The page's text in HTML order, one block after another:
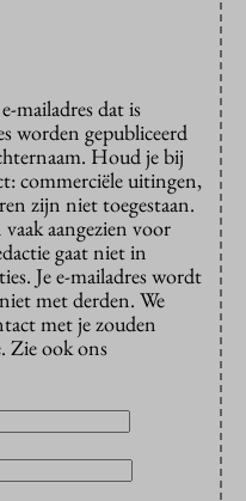
mailadres dat is
worden gepubliceerd
Houd je bij
commerciële uitingen,
zijn niet toegestaan.
aangezien voor
gaat niet in
Je e-mailadres wordt
met derden. We
met je zouden
Zie ook ons